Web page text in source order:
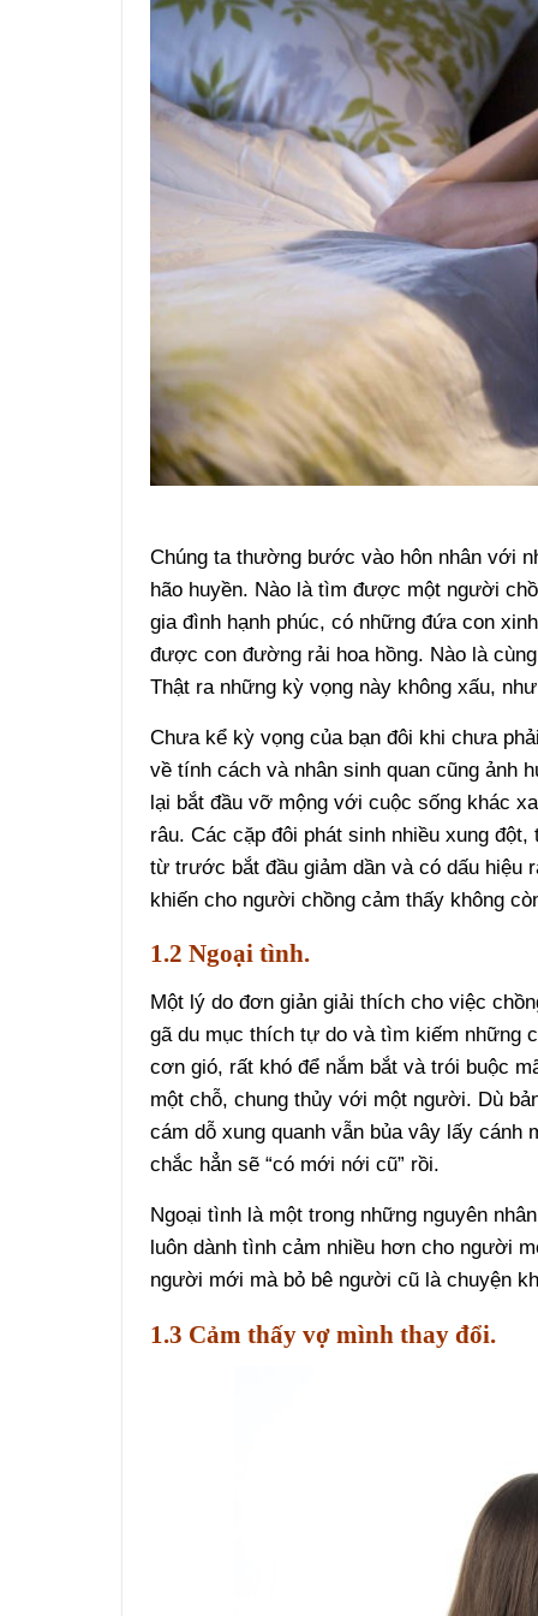
Chúng ta thường bước vào hôn nhân với
hão huyền. Nào là tìm được một người
gia đình hạnh phúc, có những đứa con
được con đường rải hoa hồng. Nào là
Thật ra những kỳ vọng này không xấu,
Chưa kể kỳ vọng của bạn đôi khi chưa
về tính cách và nhân sinh quan cũng ảnh
lại bắt đầu vỡ mộng với cuộc sống khác
râu. Các cặp đôi phát sinh nhiều xung
từ trước bắt đầu giảm dần và có dấu hiệu
khiến cho người chồng cảm thấy không
1.2 Ngoại tình.
Một lý do đơn giản giải thích cho việc
gã du mục thích tự do và tìm kiếm những
cơn gió, rất khó để nắm bắt và trói buộc
một chỗ, chung thủy với một người. Dù
cám dỗ xung quanh vẫn bủa vây lấy
chắc hẳn sẽ “có mới nới cũ” rồi.
Ngoại tình là một trong những nguyên
luôn dành tình cảm nhiều hơn cho người
người mới mà bỏ bê người cũ là chuyện
1.3 Cảm thấy vợ mình thay đổi.